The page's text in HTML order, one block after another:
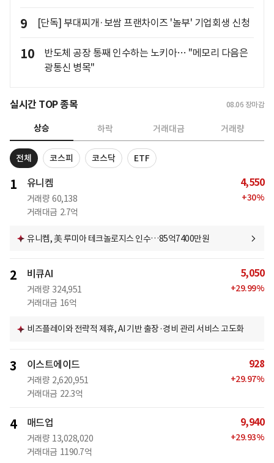
9 [단독] 부대찌개·보쌈 프랜차이즈 '놀부' 기업회생 신청
10
반도체 공장 통째 인수하는 노키아… "메모리 다음은
광통신 병목"
실시간 TOP 종목 08.06 장마감
상승 하락 거래대금 거래량
전체 코스피 코스닥 ETF
1 유니켐
거래량 60,138
거래대금 2.7억
4,550
+30%
유니켐, 美 루미아 테크놀로지스 인수…85억7400만원
2 비큐AI
거래량 324,951
거래대금 16억
5,050
+29.99%
비즈플레이와 전략적 제휴, AI 기반 출장·경비 관리 서비스 고도화
3 이스트에이드
거래량 2,620,951
거래대금 22.3억
928
+29.97%
4 매드업
거래량 13,028,020
거래대금 1190.7억
9,940
+29.93%